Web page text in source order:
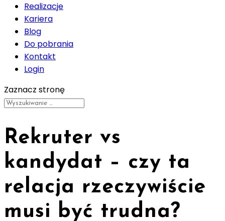
Realizacje
Kariera
Blog
Do pobrania
Kontakt
Login
Zaznacz stronę
Rekruter vs
kandydat – czy ta
relacja rzeczywiście
musi być trudna?